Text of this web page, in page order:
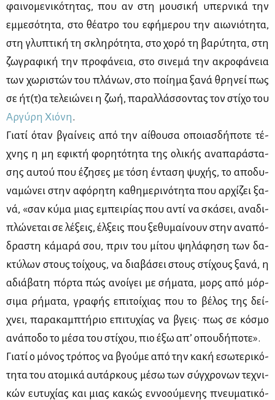
φαι­νο­με­νι­κό­τη­τας, που αν στη μου­σι­κή υπερ­νι­κά την
εμ­με­σό­τη­τα, στο θέ­α­τρο του εφή­με­ρου την αιω­νιό­τη­τα,
στη γλυ­πτι­κή τη σκλη­ρό­τη­τα, στο χο­ρό τη βα­ρύ­τη­τα, στη
ζω­γρα­φι­κή την προ­φά­νεια, στο σι­νε­μά την ακρο­φά­νεια
των χω­ρι­στών του πλά­νων, στο ποί­η­μα ξα­νά θρη­νεί πως
σε ήτ(τ)α τε­λειώ­νει η ζωή, πα­ραλ­λάσ­σο­ντας τον στί­χο του
Αρ­γύ­ρη Χιό­νη.
Για­τί όταν βγαί­νεις από την αί­θου­σα οποιασ­δή­πο­τε τέ­
χνης η μη εφι­κτή φο­ρη­τό­τη­τα της ολι­κής ανα­πα­ρά­στα­
σης αυ­τού που έζη­σες με τό­ση έντα­ση ψυ­χής, το απο­δυ­
να­μώ­νει στην αφό­ρη­τη κα­θη­με­ρι­νό­τη­τα που αρ­χί­ζει ξα­
νά, «σαν κύ­μα μιας εμπει­ρί­ας που αντί να σκά­σει, ανα­δι­
πλώ­νε­ται σε λέ­ξεις, έλ­ξεις που ξε­θυ­μαί­νουν στην ανα­πό­
δρα­στη κά­μα­ρά σου, πριν του μί­του ψη­λά­φη­ση των δα­
κτύ­λων στους τοί­χους, να δια­βά­σει στους στί­χους ξα­νά, η
αδιά­βα­τη πόρ­τα πώς ανοί­γει με σή­μα­τα, μορς από μόρ­
σι­μα ρή­μα­τα, γρα­φής επι­τοί­χιας που το βέ­λος της δεί­
χνει, πα­ρα­καμ­πτή­ριο επι­τυ­χί­ας να βγεις· πως σε κό­σμο
ανά­πο­δο το μέ­σα του στί­χου, πιο έξω απ’ οπου­δή­πο­τε».
Για­τί ο μό­νος τρό­πος να βγού­με από την κα­κή εσω­τε­ρι­κό­
τη­τα του ατο­μι­κά αυ­τάρ­κους μέ­σω των σύγ­χρο­νων τε­χνι­
κών ευ­τυ­χί­ας και μιας κα­κώς εν­νο­ού­με­νης πνευ­μα­τι­κό­